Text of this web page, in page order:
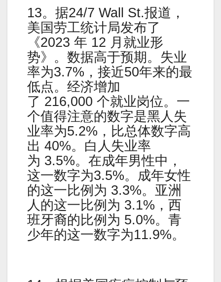
13。据24/7 Wall St.报道，
美国劳工统计局发布了
《2023 年 12 月就业形
势》。数据高于预期。失业
率为3.7%，接近50年来的最
低点。经济增加
了 216,000 个就业岗位。一
个值得注意的数字是黑人失
业率为5.2%，比总体数字高
出 40%。白人失业率
为 3.5%。在成年男性中，
这一数字为3.5%。成年女性
的这一比例为 3.3%。亚洲
人的这一比例为 3.1%，西
班牙裔的比例为 5.0%。青
少年的这一数字为11.9%。